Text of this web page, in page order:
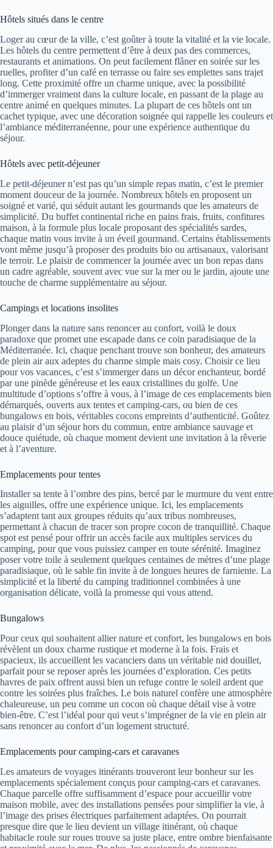
Hôtels situés dans le centre
Loger au cœur de la ville, c’est goûter à toute la vitalité et la vie locale.
Les hôtels du centre permettent d’être à deux pas des commerces,
restaurants et animations. On peut facilement flâner en soirée sur les
ruelles, profiter d’un café en terrasse ou faire ses emplettes sans trajet
long. Cette proximité offre un charme unique, avec la possibilité
d’immerger vraiment dans la culture locale, en passant de la plage au
centre animé en quelques minutes. La plupart de ces hôtels ont un
cachet typique, avec une décoration soignée qui rappelle les couleurs et
l’ambiance méditerranéenne, pour une expérience authentique du
séjour.
Hôtels avec petit-déjeuner
Le petit-déjeuner n’est pas qu’un simple repas matin, c’est le premier
moment douceur de la journée. Nombreux hôtels en proposent un
soigné et varié, qui séduit autant les gourmands que les amateurs de
simplicité. Du buffet continental riche en pains frais, fruits, confitures
maison, à la formule plus locale proposant des spécialités sardes,
chaque matin vous invite à un éveil gourmand. Certains établissements
vont même jusqu’à proposer des produits bio ou artisanaux, valorisant
le terroir. Le plaisir de commencer la journée avec un bon repas dans
un cadre agréable, souvent avec vue sur la mer ou le jardin, ajoute une
touche de charme supplémentaire au séjour.
Campings et locations insolites
Plonger dans la nature sans renoncer au confort, voilà le doux
paradoxe que promet une escapade dans ce coin paradisiaque de la
Méditerranée. Ici, chaque penchant trouve son bonheur, des amateurs
de plein air aux adeptes du charme simple mais cosy. Choisir ce lieu
pour vos vacances, c’est s’immerger dans un décor enchanteur, bordé
par une pinède généreuse et les eaux cristallines du golfe. Une
multitude d’options s’offre à vous, à l’image de ces emplacements bien
démarqués, ouverts aux tentes et camping-cars, ou bien de ces
bungalows en bois, véritables cocons empreints d’authenticité. Goûtez
au plaisir d’un séjour hors du commun, entre ambiance sauvage et
douce quiétude, où chaque moment devient une invitation à la rêverie
et à l’aventure.
Emplacements pour tentes
Installer sa tente à l’ombre des pins, bercé par le murmure du vent entre
les aiguilles, offre une expérience unique. Ici, les emplacements
s’adaptent tant aux groupes réduits qu’aux tribus nombreuses,
permettant à chacun de tracer son propre cocon de tranquillité. Chaque
spot est pensé pour offrir un accès facile aux multiples services du
camping, pour que vous puissiez camper en toute sérénité. Imaginez
poser votre toile à seulement quelques centaines de mètres d’une plage
paradisiaque, où le sable fin invite à de longues heures de farniente. La
simplicité et la liberté du camping traditionnel combinées à une
organisation délicate, voilà la promesse qui vous attend.
Bungalows
Pour ceux qui souhaitent allier nature et confort, les bungalows en bois
révèlent un doux charme rustique et moderne à la fois. Frais et
spacieux, ils accueillent les vacanciers dans un véritable nid douillet,
parfait pour se reposer après les journées d’exploration. Ces petits
havres de paix offrent aussi bien un refuge contre le soleil ardent que
contre les soirées plus fraîches. Le bois naturel confère une atmosphère
chaleureuse, un peu comme un cocon où chaque détail vise à votre
bien-être. C’est l’idéal pour qui veut s’imprégner de la vie en plein air
sans renoncer au confort d’un logement structuré.
Emplacements pour camping-cars et caravanes
Les amateurs de voyages itinérants trouveront leur bonheur sur les
emplacements spécialement conçus pour camping-cars et caravanes.
Chaque parcelle offre suffisamment d’espace pour accueillir votre
maison mobile, avec des installations pensées pour simplifier la vie, à
l’image des prises électriques parfaitement adaptées. On pourrait
presque dire que le lieu devient un village itinérant, où chaque
habitacle roule sur roues trouve sa juste place, entre ombre bienfaisante